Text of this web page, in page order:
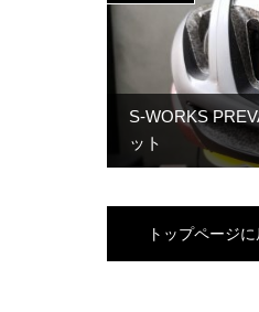
S-WORKS
ット
トップページ